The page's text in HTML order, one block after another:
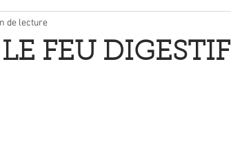
OBJETS DE L'AYURVEDA
FEU DIGESTIF
de lecture